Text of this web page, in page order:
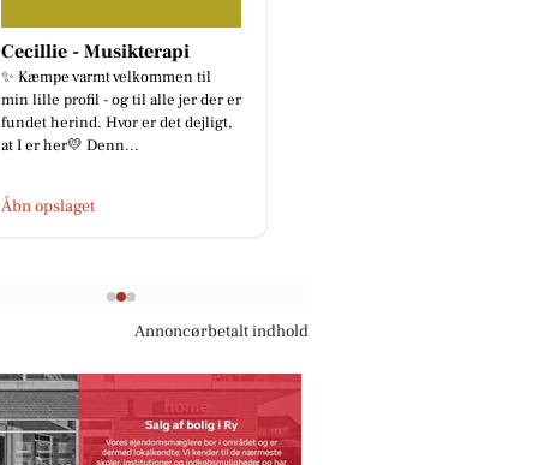
Lagersalg.com
Har du fået sat kryds i kalenderen
til Leander lagersalg i Silkeborg?
🧸 Spar op til 85% på Classic-
vuggen, Linea og Luna 👉...
Åbn opslaget
Annoncørbetalt indhold